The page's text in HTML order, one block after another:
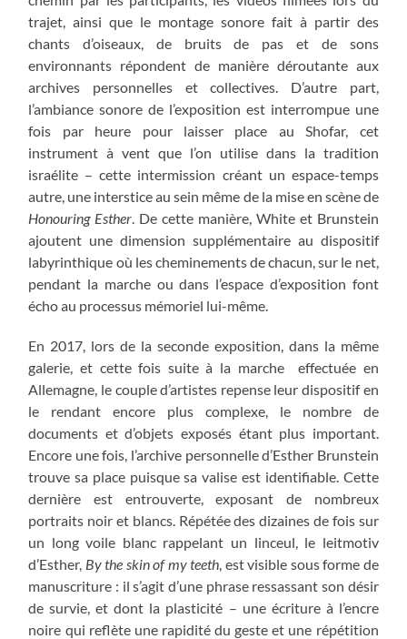
trajet, ainsi que le montage sonore fait à partir des
chants d’oiseaux, de bruits de pas et de sons
environnants répondent de manière déroutante aux
archives personnelles et collectives. D’autre part,
l’ambiance sonore de l’exposition est interrompue une
fois par heure pour laisser place au Shofar, cet
instrument à vent que l’on utilise dans la tradition
israélite – cette intermission créant un espace-temps
autre, une interstice au sein même de la mise en scène de
Honouring Esther . De cette manière, White et Brunstein
ajoutent une dimension supplémentaire au dispositif
labyrinthique où les cheminements de chacun, sur le net,
pendant la marche ou dans l’espace d’exposition font
écho au processus mémoriel lui-même.
En 2017, lors de la seconde exposition, dans la même
galerie, et cette fois suite à la marche effectuée en
Allemagne, le couple d’artistes repense leur dispositif en
le rendant encore plus complexe, le nombre de
documents et d’objets exposés étant plus important.
Encore une fois, l’archive personnelle d’Esther Brunstein
trouve sa place puisque sa valise est identifiable. Cette
dernière est entrouverte, exposant de nombreux
portraits noir et blancs. Répétée des dizaines de fois sur
un long voile blanc rappelant un linceul, le leitmotiv
d’Esther, By the skin of my teeth , est visible sous forme de
manuscriture : il s’agit d’une phrase ressassant son désir
de survie, et dont la plasticité – une écriture à l’encre
noire qui reflète une rapidité du geste et une répétition